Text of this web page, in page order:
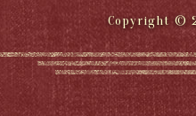
Copyright ©